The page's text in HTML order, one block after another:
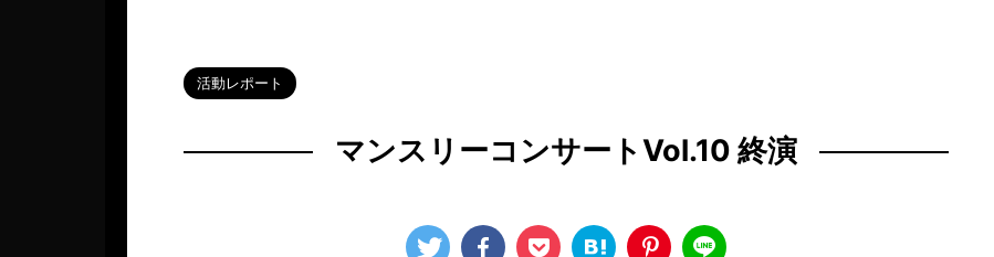
活動レポート
マンスリーコンサートVol.10 終演